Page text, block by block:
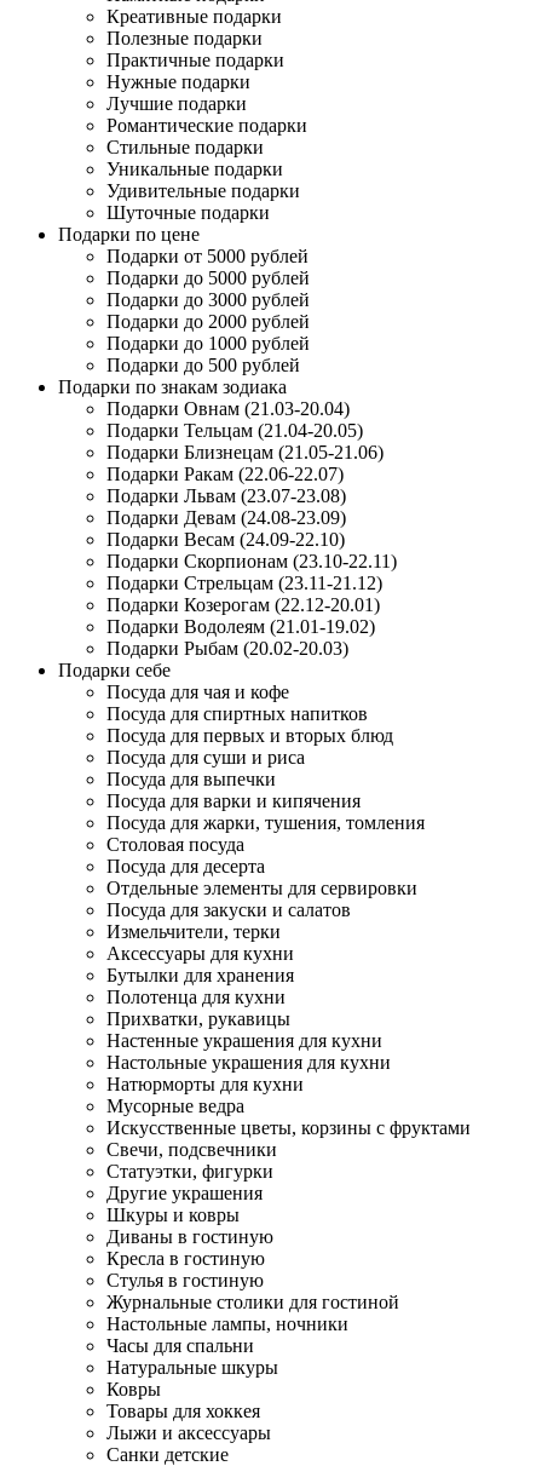
Креативные подарки
Полезные подарки
Практичные подарки
Нужные подарки
Лучшие подарки
Романтические подарки
Стильные подарки
Уникальные подарки
Удивительные подарки
Шуточные подарки
Подарки по цене
Подарки от 5000 рублей
Подарки до 5000 рублей
Подарки до 3000 рублей
Подарки до 2000 рублей
Подарки до 1000 рублей
Подарки до 500 рублей
Подарки по знакам зодиака
Подарки Овнам (21.03-20.04)
Подарки Тельцам (21.04-20.05)
Подарки Близнецам (21.05-21.06)
Подарки Ракам (22.06-22.07)
Подарки Львам (23.07-23.08)
Подарки Девам (24.08-23.09)
Подарки Весам (24.09-22.10)
Подарки Скорпионам (23.10-22.11)
Подарки Стрельцам (23.11-21.12)
Подарки Козерогам (22.12-20.01)
Подарки Водолеям (21.01-19.02)
Подарки Рыбам (20.02-20.03)
Подарки себе
Посуда для чая и кофе
Посуда для спиртных напитков
Посуда для первых и вторых блюд
Посуда для суши и риса
Посуда для выпечки
Посуда для варки и кипячения
Посуда для жарки, тушения, томления
Столовая посуда
Посуда для десерта
Отдельные элементы для сервировки
Посуда для закуски и салатов
Измельчители, терки
Аксессуары для кухни
Бутылки для хранения
Полотенца для кухни
Прихватки, рукавицы
Настенные украшения для кухни
Настольные украшения для кухни
Натюрморты для кухни
Мусорные ведра
Искусственные цветы, корзины с фруктами
Свечи, подсвечники
Статуэтки, фигурки
Другие украшения
Шкуры и ковры
Диваны в гостиную
Кресла в гостиную
Стулья в гостиную
Журнальные столики для гостиной
Настольные лампы, ночники
Часы для спальни
Натуральные шкуры
Ковры
Товары для хоккея
Лыжи и аксессуары
Санки детские